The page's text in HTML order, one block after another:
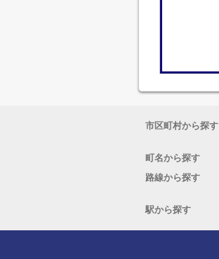
市区町村から探す
町名から探す
路線から探す
駅から探す